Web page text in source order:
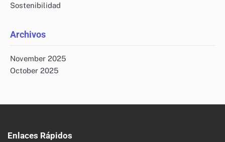
Sostenibilidad
Archivos
November 2025
October 2025
Enlaces Rápidos